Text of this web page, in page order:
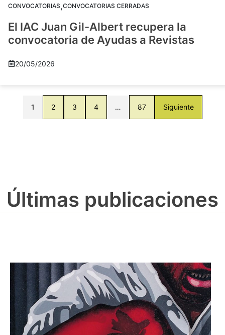
CONVOCATORIAS,CONVOCATORIAS CERRADAS
El IAC Juan Gil-Albert recupera la
convocatoria de Ayudas a Revistas
20/05/2026
1 2 3 4 … 87 Siguiente
Últimas publicaciones